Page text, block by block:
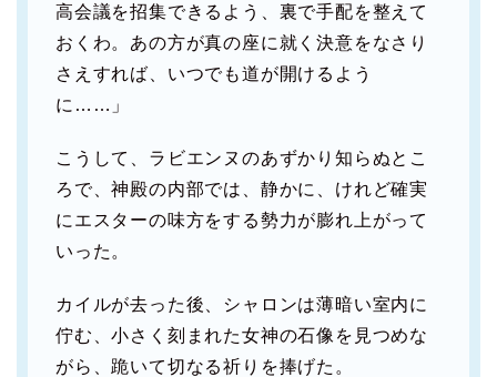
高会議を招集できるよう、裏で手配を整えて
おくわ。あの方が真の座に就く決意をなさり
さえすれば、いつでも道が開けるよう
に……」
こうして、ラビエンヌのあずかり知らぬとこ
ろで、神殿の内部では、静かに、けれど確実
にエスターの味方をする勢力が膨れ上がって
いった。
カイルが去った後、シャロンは薄暗い室内に
佇む、小さく刻まれた女神の石像を見つめな
がら、跪いて切なる祈りを捧げた。